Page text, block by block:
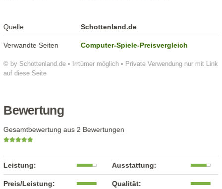
© by Schottenland.de • Irrtümer möglich • Private Verwendung nur mit Link
auf diese Seite
Quelle Schottenland.de
Verwandte Seiten Computer-Spiele-Preisvergleich
Bewertung
Gesamtbewertung aus 2 Bewertungen
Leistung: Ausstattung:
Preis/Leistung: Qualität: